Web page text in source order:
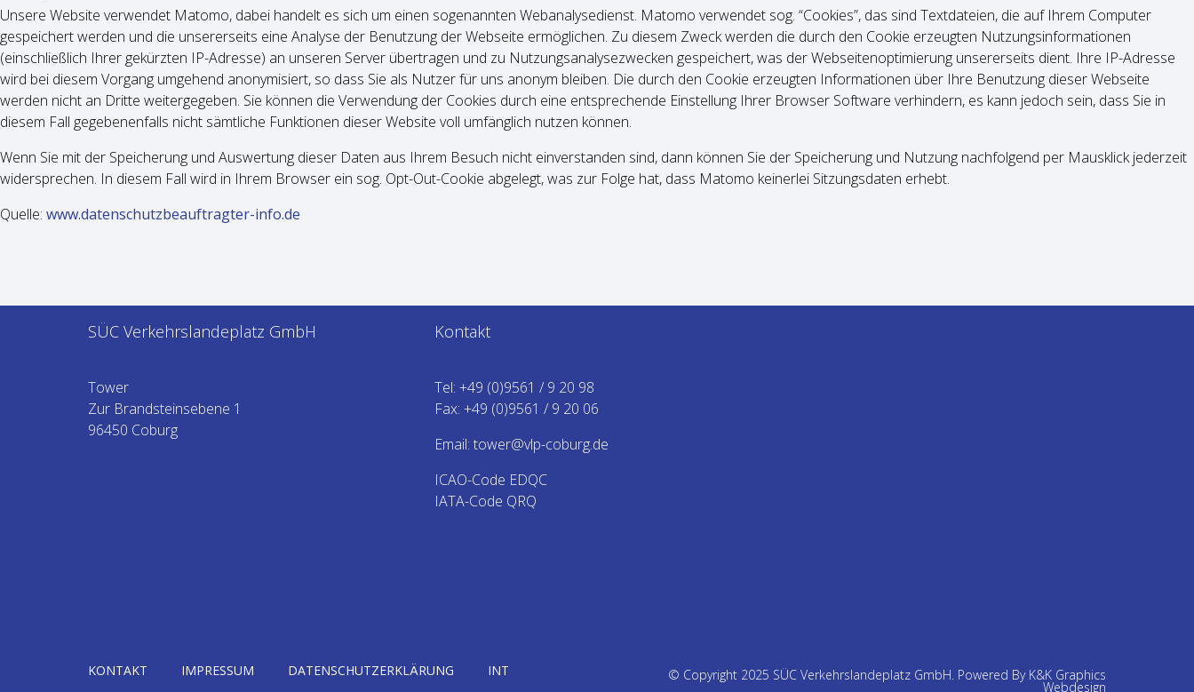
Unsere Website verwendet Matomo, dabei handelt es sich um einen sogenannten Webanalysedienst. Matomo verwendet sog. “Cookies”, das sind Textdateien, die auf Ihrem Computer
gespeichert werden und die unsererseits eine Analyse der Benutzung der Webseite ermöglichen. Zu diesem Zweck werden die durch den Cookie erzeugten Nutzungsinformationen
(einschließlich Ihrer gekürzten IP-Adresse) an unseren Server übertragen und zu Nutzungsanalysezwecken gespeichert, was der Webseitenoptimierung unsererseits dient. Ihre IP-Adresse
wird bei diesem Vorgang umge­hend anony­mi­siert, so dass Sie als Nutzer für uns anonym bleiben. Die durch den Cookie erzeugten Informationen über Ihre Benutzung dieser Webseite
werden nicht an Dritte weitergegeben. Sie können die Verwendung der Cookies durch eine entsprechende Einstellung Ihrer Browser Software verhindern, es kann jedoch sein, dass Sie in
diesem Fall gegebenenfalls nicht sämtliche Funktionen dieser Website voll umfänglich nutzen können.
Wenn Sie mit der Spei­che­rung und Aus­wer­tung die­ser Daten aus Ihrem Besuch nicht ein­ver­stan­den sind, dann kön­nen Sie der Spei­che­rung und Nut­zung nachfolgend per Maus­klick jederzeit
wider­spre­chen. In diesem Fall wird in Ihrem Browser ein sog. Opt-Out-Cookie abgelegt, was zur Folge hat, dass Matomo kei­ner­lei Sit­zungs­da­ten erhebt.
Quelle: www.datenschutzbeauftragter-info.de
SÜC Verkehrslandeplatz GmbH
Tower
Zur Brandsteinsebene 1
96450 Coburg
Kontakt
Tel: +49 (0)9561 / 9 20 98
Fax: +49 (0)9561 / 9 20 06
Email: tower@vlp-coburg.de
ICAO-Code EDQC
IATA-Code QRQ
KONTAKT IMPRESSUM DATENSCHUTZERKLÄRUNG INT © Copyright 2025 SÜC Verkehrslandeplatz GmbH. Powered By K&K Graphics
Webdesign